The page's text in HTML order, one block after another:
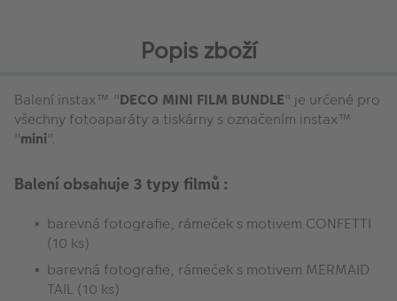
Popis zboží
Balení instax™ "DECO MINI FILM BUNDLE" je určené pro
všechny fotoaparáty a tiskárny s označením instax™
"mini".
Balení obsahuje 3 typy filmů :
barevná fotografie, rámeček s motivem CONFETTI
(10 ks)
barevná fotografie, rámeček s motivem MERMAID
TAIL (10 ks)